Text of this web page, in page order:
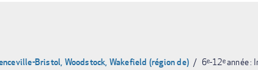
Bristol, Woodstock, Wakefield (région de) 6ᵉ-12ᵉ année :